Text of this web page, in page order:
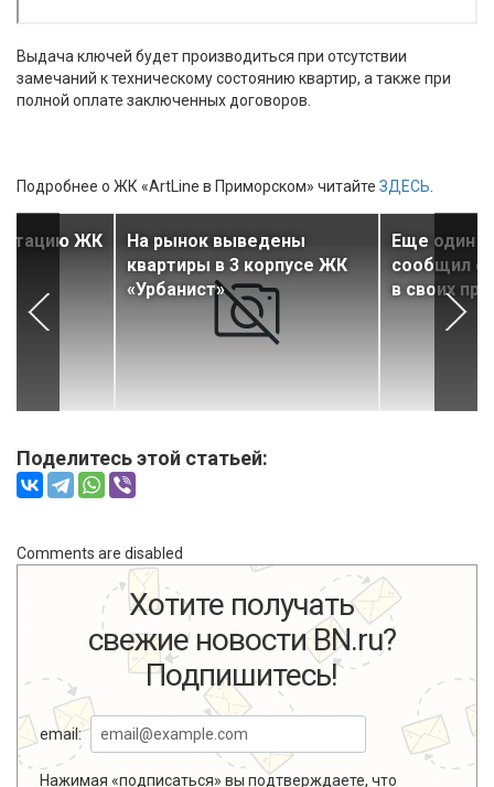
Выдача ключей будет производиться при отсутствии
замечаний к техническому состоянию квартир, а также при
полной оплате заключенных договоров.
Подробнее о ЖК «ArtLine в Приморском» читайте ЗДЕСЬ
ЖК
На рынок выведены
квартиры в 3 корпусе ЖК
«Урбанист»
Еще один
сообщил о
в своих
Поделитесь этой статьей:
Comments are disabled
Хотите получать
свежие новости BN.ru?
Подпишитесь!
email:
Нажимая «подписаться» вы подтверждаете, что